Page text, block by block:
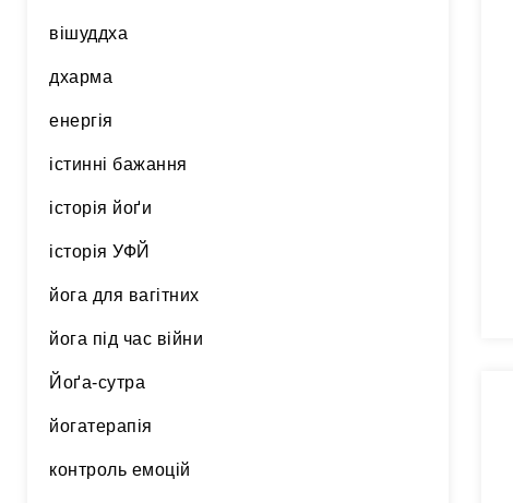
вішуддха
дхарма
енергія
істинні бажання
історія йоґи
історія УФЙ
йога для вагітних
йога під час війни
Йоґа-сутра
йогатерапія
контроль емоцій